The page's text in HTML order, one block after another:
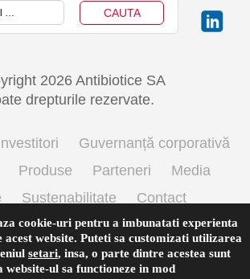
2026 Antibiotice SA
drepturile rezervate.
Guvernanță corporativă
Produse Parteneri
Media
Sustenabilitate
Contact
de utilizare
Politica cookie
datelor cu caracter personal
cookie-uri pentru a imbunatati experienta
acest website. Puteti sa customizati utilizarea
setari, insa, o parte dintre acestea sunt
website-ul sa functioneze in mod